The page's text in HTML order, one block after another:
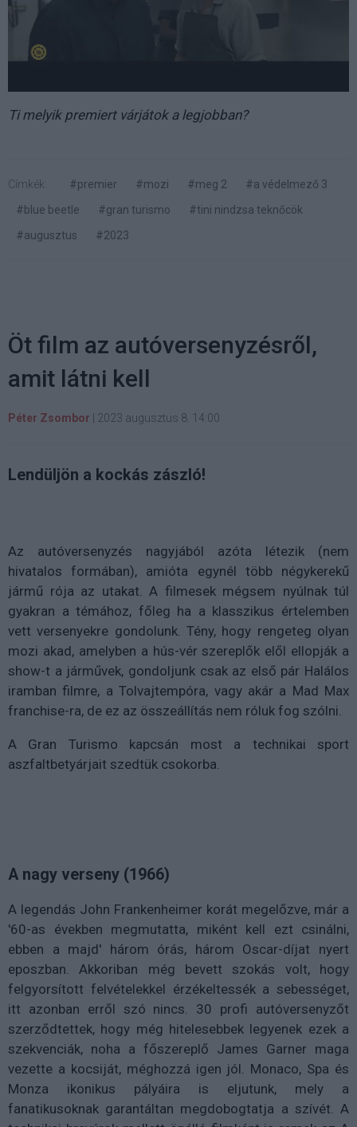
Ti melyik premiert várjátok a legjobban?
Címkék: #premier #mozi #meg 2
#a védelmező 3
#blue beetle
#gran turismo
#tini nindzsa teknőcök
#augusztus
#2023
Öt film az autóversenyzésről,
amit látni kell
Péter Zsombor 2023 augusztus 8. 14:00
Lendüljön a kockás zászló!
Az autóversenyzés nagyjából azóta létezik (nem
hivatalos formában), amióta egynél több négykerekű
jármű rója az utakat. A filmesek mégsem nyúlnak túl
gyakran a témához, főleg ha a klasszikus értelemben
vett versenyekre gondolunk. Tény, hogy rengeteg olyan
mozi akad, amelyben a hús-vér szereplők elől ellopják a
show-t a járművek, gondoljunk csak az első pár Halálos
iramban filmre, a Tolvajtempóra, vagy akár a Mad Max
franchise-ra, de ez az összeállítás nem róluk fog szólni.
A Gran Turismo kapcsán most a technikai sport
aszfaltbetyárjait szedtük csokorba.
A nagy verseny (1966)
A legendás John Frankenheimer korát megelőzve, már a
'60-as években megmutatta, miként kell ezt csinálni,
ebben a majd' három órás, három Oscar-díjat nyert
eposzban. Akkoriban még bevett szokás volt, hogy
felgyorsított felvételekkel érzékeltessék a sebességet,
itt azonban erről szó nincs. 30 profi autóversenyzőt
szerződtettek, hogy még hitelesebbek legyenek ezek a
szekvenciák, noha a főszereplő James Garner maga
vezette a kocsiját, méghozzá igen jól. Monaco, Spa és
Monza ikonikus pályáira is eljutunk, mely a
fanatikusoknak garantáltan megdobogtatja a szívét. A